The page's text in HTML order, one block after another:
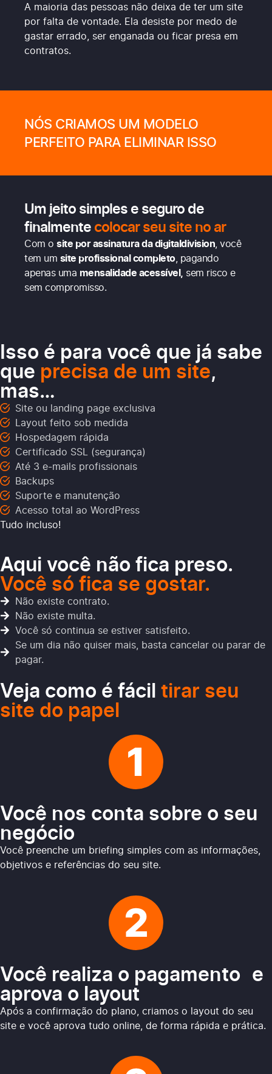
A maioria das pessoas não deixa de ter um site
por falta de vontade. Ela desiste por medo de
gastar errado, ser enganada ou ficar presa em
contratos.
NÓS CRIAMOS UM MODELO
PERFEITO PARA ELIMINAR ISSO
Um jeito simples e seguro de
finalmente colocar seu site no ar
Com o site por assinatura da digitaldivision, você
tem um site profissional completo, pagando
apenas uma mensalidade acessível, sem risco e
sem compromisso.
Isso é para você que já sabe
que precisa de um site,
mas…
Site ou landing page exclusiva
Layout feito sob medida
Hospedagem rápida
Certificado SSL (segurança)
Até 3 e-mails profissionais
Backups
Suporte e manutenção
Acesso total ao WordPress
Tudo incluso!
Aqui você não fica preso.
Você só fica se gostar.
Não existe contrato.
Não existe multa.
Você só continua se estiver satisfeito.
Se um dia não quiser mais, basta cancelar ou parar de
pagar.
Veja como é fácil tirar seu
site do papel
Você nos conta sobre o seu
negócio
Você preenche um briefing simples com as informações,
objetivos e referências do seu site.
Você realiza o pagamento e
aprova o layout
Após a confirmação do plano, criamos o layout do seu
site e você aprova tudo online, de forma rápida e prática.